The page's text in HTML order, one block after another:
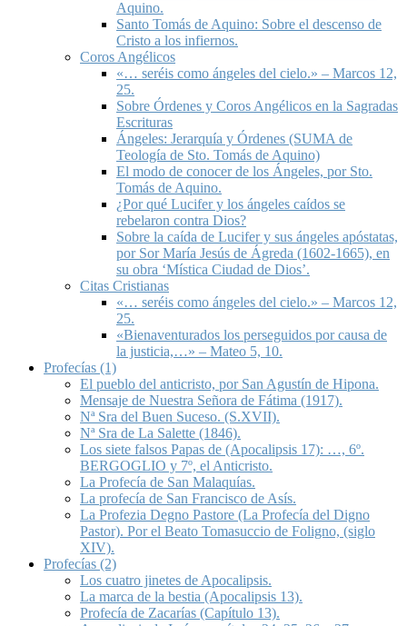
Aquino.
Santo Tomás de Aquino: Sobre el descenso de
Cristo a los infiernos.
Coros Angélicos
«… seréis como ángeles del cielo.» – Marcos 12,
25.
Sobre Órdenes y Coros Angélicos en la Sagradas
Escrituras
Ángeles: Jerarquía y Órdenes (SUMA de
Teología de Sto. Tomás de Aquino)
El modo de conocer de los Ángeles, por Sto.
Tomás de Aquino.
¿Por qué Lucifer y los ángeles caídos se
rebelaron contra Dios?
Sobre la caída de Lucifer y sus ángeles apóstatas,
por Sor María Jesús de Ágreda (1602-1665), en
su obra ‘Mística Ciudad de Dios’.
Citas Cristianas
«… seréis como ángeles del cielo.» – Marcos 12,
25.
«Bienaventurados los perseguidos por causa de
la justicia,…» – Mateo 5, 10.
Profecías (1)
El pueblo del anticristo, por San Agustín de Hipona.
Mensaje de Nuestra Señora de Fátima (1917).
Nª Sra del Buen Suceso. (S.XVII).
Nª Sra de La Salette (1846).
Los siete falsos Papas de (Apocalipsis 17): …, 6º.
BERGOGLIO y 7º, el Anticristo.
La Profecía de San Malaquías.
La profecía de San Francisco de Asís.
La Profezia Degno Pastore (La Profecía del Digno
Pastor). Por el Beato Tomasuccio de Foligno, (siglo
XIV).
Profecías (2)
Los cuatro jinetes de Apocalipsis.
La marca de la bestia (Apocalipsis 13).
Profecía de Zacarías (Capítulo 13).